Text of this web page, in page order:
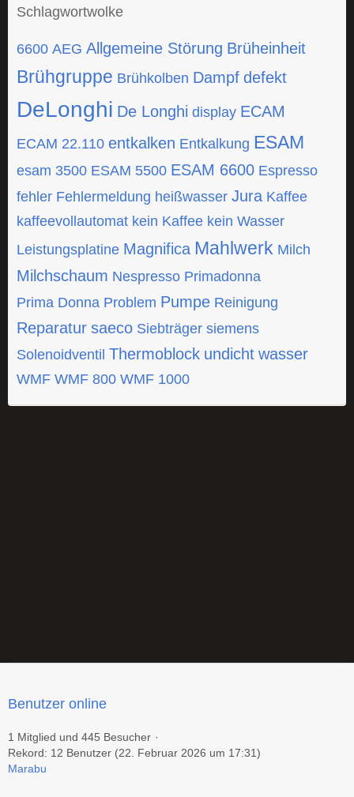
Schlagwortwolke
6600 AEG Allgemeine Störung Brüheinheit
Brühgruppe Brühkolben Dampf defekt
DeLonghi De Longhi display ECAM
ECAM 22.110 entkalken Entkalkung ESAM
esam 3500 ESAM 5500 ESAM 6600 Espresso
fehler Fehlermeldung heißwasser Jura Kaffee
kaffeevollautomat kein Kaffee kein Wasser
Leistungsplatine Magnifica Mahlwerk Milch
Milchschaum Nespresso Primadonna
Prima Donna Problem Pumpe Reinigung
Reparatur saeco Siebträger siemens
Solenoidventil Thermoblock undicht wasser
WMF WMF 800 WMF 1000
Benutzer online
1 Mitglied und 445 Besucher
Rekord: 12 Benutzer (22. Februar 2026 um 17:31)
Marabu